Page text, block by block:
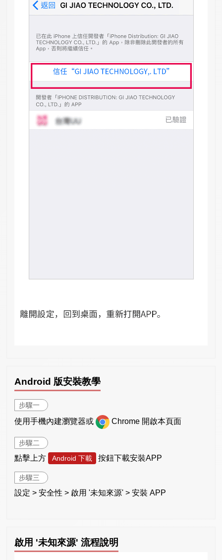
Android 版安裝教學
步驟一
使用手機內建瀏覽器或 Chrome 開啟本頁面
步驟二
點擊上方 Android 下載 按鈕下載安裝APP
步驟三
設定 > 安全性 > 啟用 '未知來源' > 安裝 APP
啟用 '未知來源' 流程說明